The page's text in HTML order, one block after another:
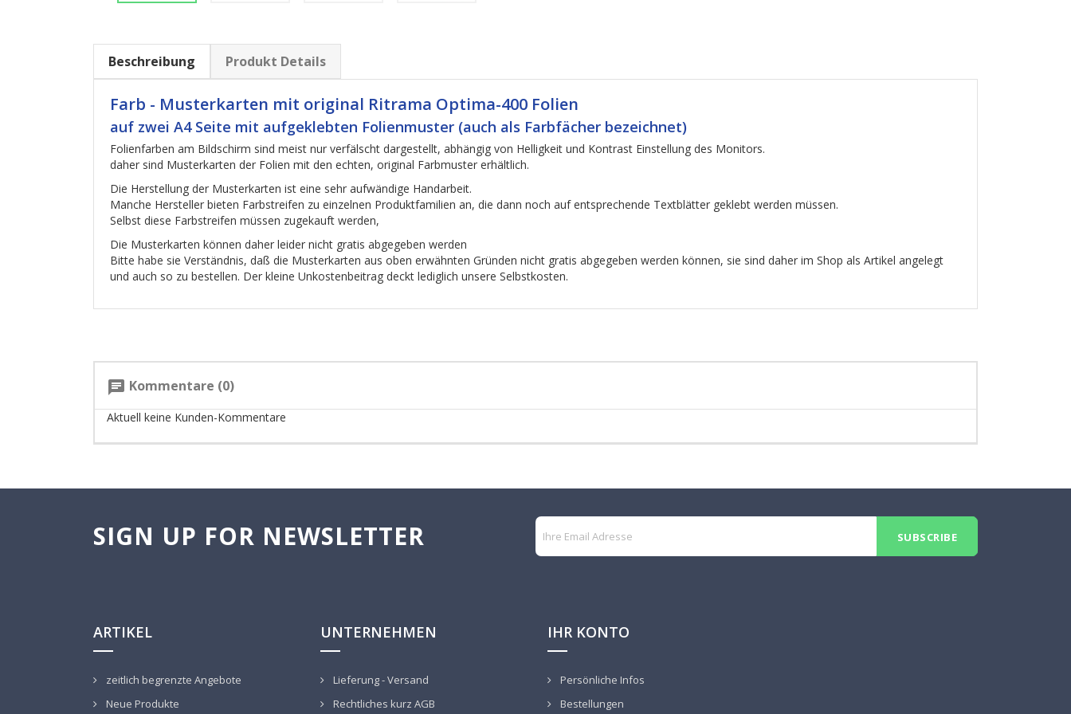
Beschreibung Produkt Details
Farb - Musterkarten mit original Ritrama Optima-400 Folien
auf zwei A4 Seite mit aufgeklebten Folienmuster (auch als Farbfächer bezeichnet)
Folienfarben am Bildschirm sind meist nur verfälscht dargestellt, abhängig von Helligkeit und Kontrast Einstellung des Monitors.
daher sind Musterkarten der Folien mit den echten, original Farbmuster erhältlich.
Die Herstellung der Musterkarten ist eine sehr aufwändige Handarbeit.
Manche Hersteller bieten Farbstreifen zu einzelnen Produktfamilien an, die dann noch auf entsprechende Textblätter geklebt werden müssen.
Selbst diese Farbstreifen müssen zugekauft werden,
Die Musterkarten können daher leider nicht gratis abgegeben werden
Bitte habe sie Verständnis, daß die Musterkarten aus oben erwähnten Gründen nicht gratis abgegeben werden können, sie sind daher im Shop als Artikel angelegt
und auch so zu bestellen. Der kleine Unkostenbeitrag deckt lediglich unsere Selbstkosten.
chat Kommentare (0)
Aktuell keine Kunden-Kommentare
SIGN UP FOR NEWSLETTER
ARTIKEL
zeitlich begrenzte Angebote
Neue Produkte
UNTERNEHMEN
Lieferung - Versand
Rechtliches kurz AGB
IHR KONTO
Persönliche Infos
Bestellungen